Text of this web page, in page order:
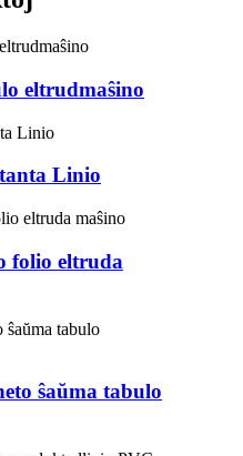
eltrudmaŝino
Linio
folio eltruda
ŝaŭma tabulo